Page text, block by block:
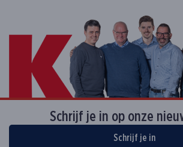
Schrijf je in op onze
Schrijf je in